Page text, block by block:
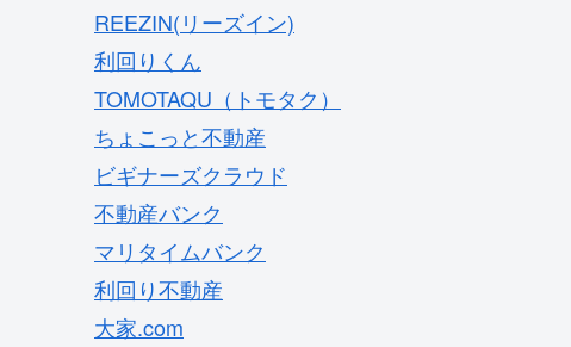
REEZIN(リーズイン)
利回りくん
TOMOTAQU（トモタク）
ちょこっと不動産
ビギナーズクラウド
不動産バンク
マリタイムバンク
利回り不動産
大家.com